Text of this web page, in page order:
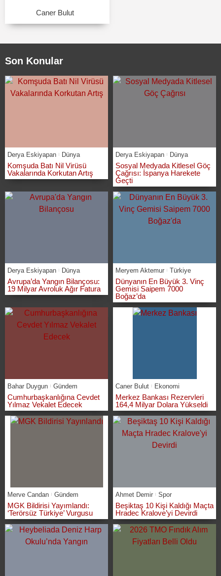
Caner Bulut
Son Konular
Derya Eskiyapan Dünya
Komşuda Batı Nil Virüsü
Vakalarında Korkutan Artış
Derya Eskiyapan Dünya
Sosyal Medyada Kitlesel Göç
Çağrısı: İspanya Harekete
Geçti
Derya Eskiyapan Dünya
Avrupa’da Yangın Bilançosu:
19 Milyar Avroluk Ağır Fatura
Meryem Aktemur Türkiye
Dünyanın En Büyük 3. Vinç
Gemisi Saipem 7000
Boğaz’da
Bahar Duygun Gündem
Cumhurbaşkanlığına Cevdet
Yılmaz Vekalet Edecek
Caner Bulut Ekonomi
Merkez Bankası Rezervleri
164,4 Milyar Dolara Yükseldi
Merve Candan Gündem
MGK Bildirisi Yayımlandı:
‘Terörsüz Türkiye’ Vurgusu
Ahmet Demir Spor
Beşiktaş 10 Kişi Kaldığı Maçta
Hradec Kralove’yi Devirdi